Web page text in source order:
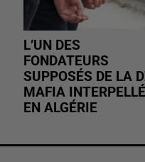
L’UN DES
FONDATEURS
SUPPOSÉS DE LA
MAFIA INTERPELLÉ
EN ALGÉRIE